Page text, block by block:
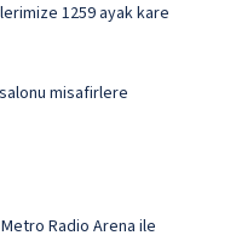
1259 ayak kare
misafirlere
Radio Arena ile